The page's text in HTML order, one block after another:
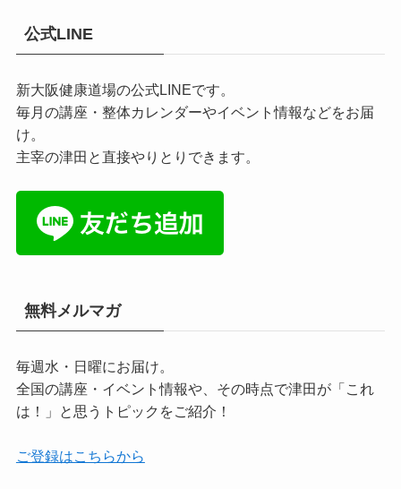
公式LINE
新大阪健康道場の公式LINEです。
毎月の講座・整体カレンダーやイベント情報などをお届
け。
主宰の津田と直接やりとりできます。
無料メルマガ
毎週水・日曜にお届け。
全国の講座・イベント情報や、その時点で津田が「これ
は！」と思うトピックをご紹介！
ご登録はこちらから